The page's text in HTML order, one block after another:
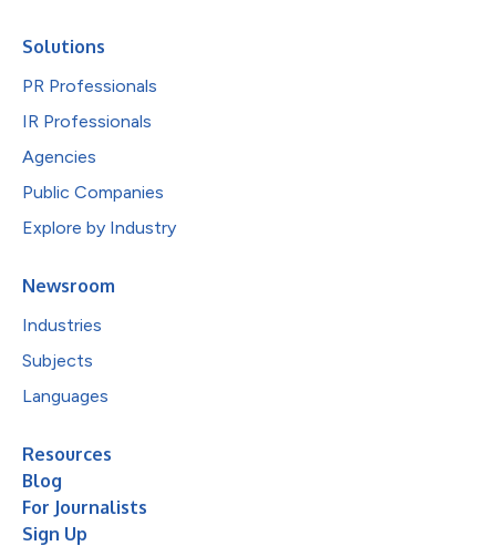
Solutions
PR Professionals
IR Professionals
Agencies
Public Companies
Explore by Industry
Newsroom
Industries
Subjects
Languages
Resources
Blog
For Journalists
Sign Up